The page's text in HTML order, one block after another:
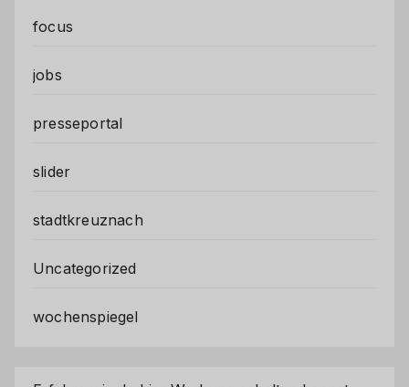
focus
jobs
presseportal
slider
stadtkreuznach
Uncategorized
wochenspiegel